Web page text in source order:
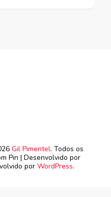
Gil Pimentel. Todos os
Pin | Desenvolvido por
por WordPress.